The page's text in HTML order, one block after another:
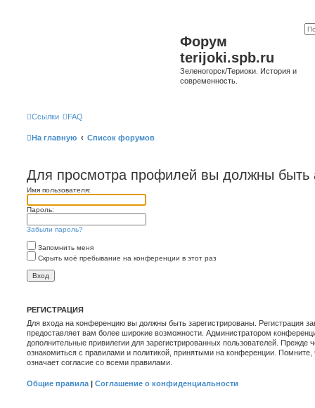
Форум
terijoki.spb.ru
Зеленогорск/Териоки. История и
современность.
Ссылки FAQ
На главную Список форумов
Для просмотра профилей вы должны быть
Имя пользователя:
Пароль:
Забыли пароль?
Запомнить меня
Скрыть моё пребывание на конференции в этот раз
РЕГИСТРАЦИЯ
Для входа на конференцию вы должны быть зарегистрированы. Регистрация
предоставляет вам более широкие возможности. Администратором
дополнительные привилегии для зарегистрированных пользователей. Прежде
ознакомиться с правилами и политикой, принятыми на конференции.
означает согласие со всеми правилами.
Общие правила | Соглашение о конфиденциальности